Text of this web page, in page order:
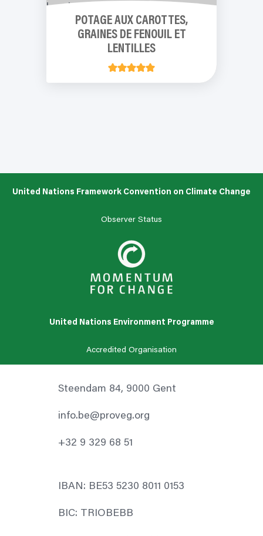
POTAGE AUX CAROTTES,
GRAINES DE FENOUIL ET
LENTILLES
United Nations Framework Convention on Climate Change
Observer Status
United Nations Environment Programme
Accredited Organisation
Steendam 84, 9000 Gent
info.be@proveg.org
+32 9 329 68 51
IBAN: BE53 5230 8011 0153
BIC: TRIOBEBB